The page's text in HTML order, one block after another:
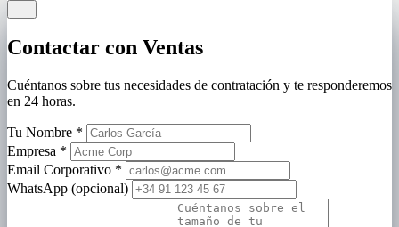
Contactar con Ventas
Cuéntanos sobre tus necesidades de contratación y te responderemos
en 24 horas.
Tu Nombre *
Empresa *
Email Corporativo *
WhatsApp (opcional)